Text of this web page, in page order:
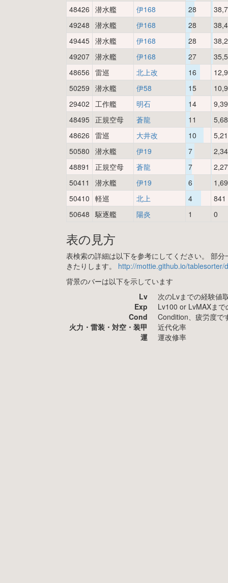
48426 潜水艦 伊168 28
49248 潜水艦 伊168 28
49445 潜水艦 伊168 28
49207 潜水艦 伊168 27
48656 雷巡 北上改 16
50259 潜水艦 伊58 15
29402 工作艦 明石 14
48495
正規空母 蒼龍 11
48626 雷巡 大井改 10
50580 潜水艦 伊19 7
48891
正規空母 蒼龍 7
50411
潜水艦 伊19 6
50410 軽巡 北上 4
841
50648 駆逐艦 陽炎 1 0
表の見方
表検索の詳細は以下を参考にしてください。 部
きたりします。 http://mottie.github.io/
背景のバーは以下を示しています
Lv
次のLvまでの経験値
Exp
Lv100 or LvMAXま
Cond
Condition、疲労度で
火力・雷装・対空・装甲
近代化率
運
運改修率